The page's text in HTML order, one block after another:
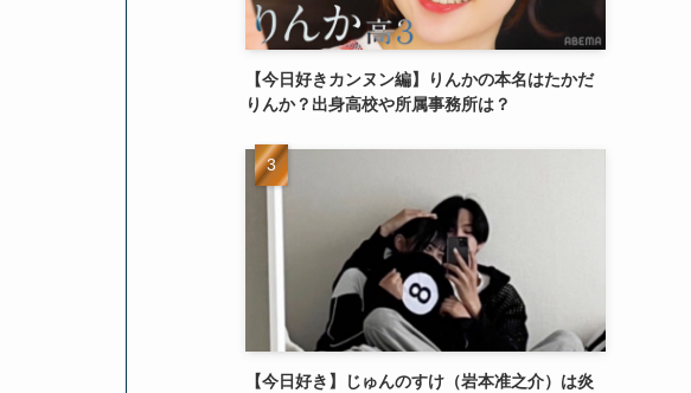
【今日好きカンヌン編】りんかの本名はたかだ
りんか？出身高校や所属事務所は？
【今日好き】じゅんのすけ（岩本准之介）は炎